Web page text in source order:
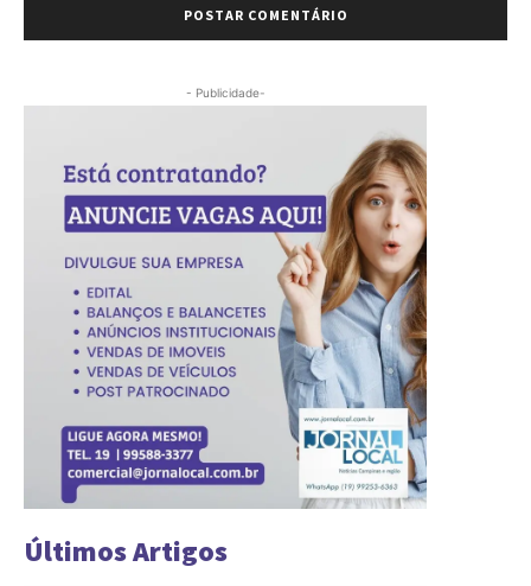
- Publicidade-
Últimos Artigos